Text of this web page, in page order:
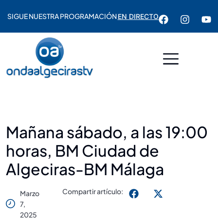
SIGUE NUESTRA PROGRAMACIÓNEN DIRECTO
Mañana sábado, a las 19:00
horas, BM Ciudad de
Algeciras-BM Málaga
Marzo
7,
2025
Compartir artículo: